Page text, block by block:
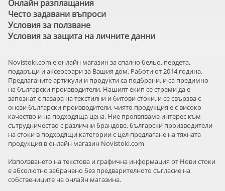
Онлайн разплащания
Често задавани въпроси
Условия за ползване
Условия за защита на личните данни
Novistoki.com e онлайн магазин за спално бельо, пердета,
подаръци и аксеосоари за Вашия дом. Работи от 2014 година.
Предлаганите артикули и продукти са подбрани, и са предимно
на български производители. Нашият екип се стреми да е
запознат с пазара на текстилни и битови стоки, и се свързва с
онези български производители, чиято продукция е с високо
качество и на подходяща цена. Ние проявяваме интерес към
сътрудничество с различни брандове, български производители
на стоки в подходящи категории с цел предлагане на тяхната
продукция в онлайн магазин Novistoki.com
Използването на текстова и графична информация от Нови стоки
е абсолютно забранено без предварителното съгласие на
собствениците на онлайн магазина.